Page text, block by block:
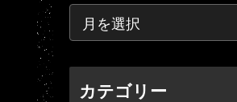
カテゴリー